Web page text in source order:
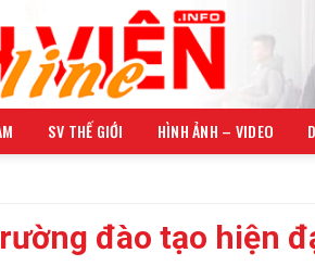
SV THẾ GIỚI HÌNH ẢNH – VIDEO
đào tạo hiện